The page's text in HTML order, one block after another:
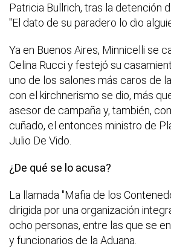
Patricia Bullrich, tras la detención
"El dato de su paradero lo dio
Ya en Buenos Aires, Minnicelli se
Celina Rucci y festejó su
uno de los salones más caros de
con el kirchnerismo se dio, más
asesor de campaña y, también,
cuñado, el entonces ministro de
Julio De Vido.
¿De qué se lo acusa?
La llamada "Mafia de los
dirigida por una organización
ocho personas, entre las que se
y funcionarios de la Aduana.